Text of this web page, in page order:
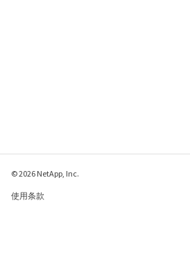
© 2026 NetApp, Inc.
使用条款